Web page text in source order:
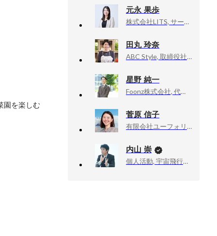
園を楽しむ
元永 果歩
株式会社LITS, サービス開発 執行役員
田丸 玲奈
ABC Style, 取締役社長
星野 純一
Foonz株式会社, 代表取締役
菅原 信子
有限会社ユーフォリアファクトリー, TRANIST副編集長
内山 崇
個人活動, 宇宙飛行士挑戦エバンジェリスト